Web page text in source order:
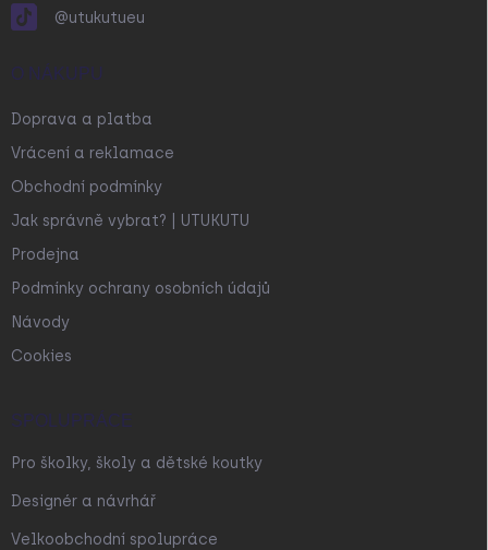
@utukutueu
O NÁKUPU
Doprava a platba
Vrácení a reklamace
Obchodní podmínky
Jak správně vybrat? | UTUKUTU
Prodejna
Podmínky ochrany osobních údajů
Návody
Cookies
SPOLUPRÁCE
Pro školky, školy a dětské koutky
Designér a návrhář
Velkoobchodní spolupráce